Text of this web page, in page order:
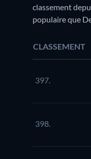
classement
populaire que
CLASSEMENT
397.
398.